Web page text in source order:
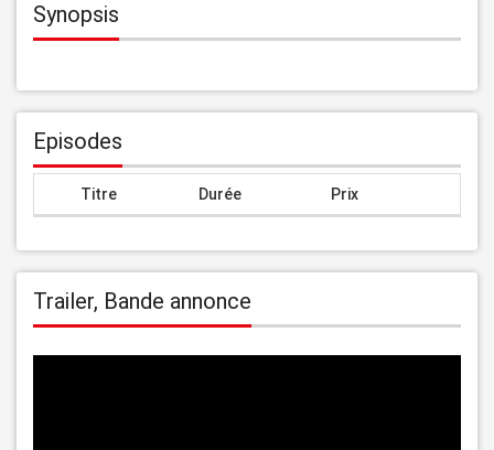
Synopsis
Episodes
Titre Durée Prix
Trailer, Bande annonce